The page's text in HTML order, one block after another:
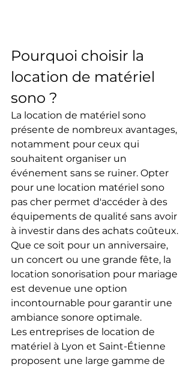
Pourquoi choisir la
location de matériel
sono ?
La location de matériel sono
présente de nombreux avantages,
notamment pour ceux qui
souhaitent organiser un
événement sans se ruiner. Opter
pour une location matériel sono
pas cher permet d'accéder à des
équipements de qualité sans avoir
à investir dans des achats coûteux.
Que ce soit pour un anniversaire,
un concert ou une grande fête, la
location sonorisation pour mariage
est devenue une option
incontournable pour garantir une
ambiance sonore optimale.
Les entreprises de location de
matériel à Lyon et Saint-Étienne
proposent une large gamme de